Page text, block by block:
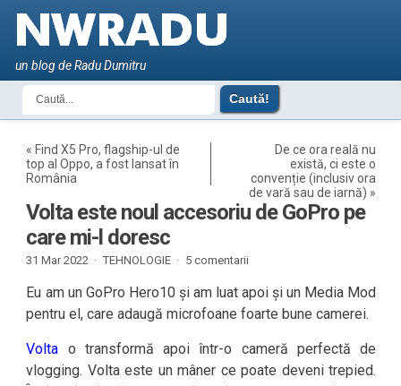
un blog de Radu Dumitru
« Find X5 Pro, flagship-ul de
top al Oppo, a fost lansat în
România
De ce ora reală nu
există, ci este o
convenție (inclusiv ora
de vară sau de iarnă) »
Volta este noul accesoriu de GoPro pe
care mi-l doresc
31 Mar 2022 · TEHNOLOGIE · 5 comentarii
Eu am un GoPro Hero10 și am luat apoi și un Media Mod
pentru el, care adaugă microfoane foarte bune camerei.
Volta o transformă apoi într-o cameră perfectă de
vlogging. Volta este un mâner ce poate deveni trepied.